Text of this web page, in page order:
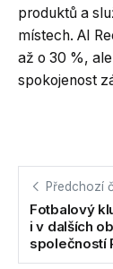
produktů a
místech. AI
až o 30 %,
spokojenost
Předchozí
Fotbalový
i v dalších
společností